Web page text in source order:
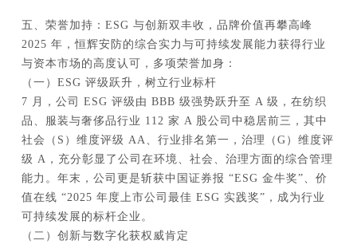
五、荣誉加持：ESG 与创新双丰收，品牌价值再攀高峰
2025 年，恒辉安防的综合实力与可持续发展能力获得行业
与资本市场的高度认可，多项荣誉加身：
（一）ESG 评级跃升，树立行业标杆
7 月，公司 ESG 评级由 BBB 级强势跃升至 A 级，在纺织
品、服装与奢侈品行业 112 家 A 股公司中稳居前三，其中
社会（S）维度评级 AA、行业排名第一，治理（G）维度评
级 A，充分彰显了公司在环境、社会、治理方面的综合管理
能力。年末，公司更是斩获中国证券报 “ESG 金牛奖”、价
值在线 “2025 年度上市公司最佳 ESG 实践奖”，成为行业
可持续发展的标杆企业。
（二）创新与数字化获权威肯定